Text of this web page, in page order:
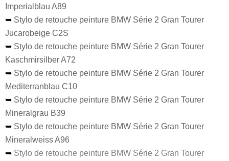
Imperialblau A89
➥ Stylo de retouche peinture BMW Série 2 Gran Tourer
Jucarobeige C2S
➥ Stylo de retouche peinture BMW Série 2 Gran Tourer
Kaschmirsilber A72
➥ Stylo de retouche peinture BMW Série 2 Gran Tourer
Mediterranblau C10
➥ Stylo de retouche peinture BMW Série 2 Gran Tourer
Mineralgrau B39
➥ Stylo de retouche peinture BMW Série 2 Gran Tourer
Mineralweiss A96
➥ Stylo de retouche peinture BMW Série 2 Gran Tourer